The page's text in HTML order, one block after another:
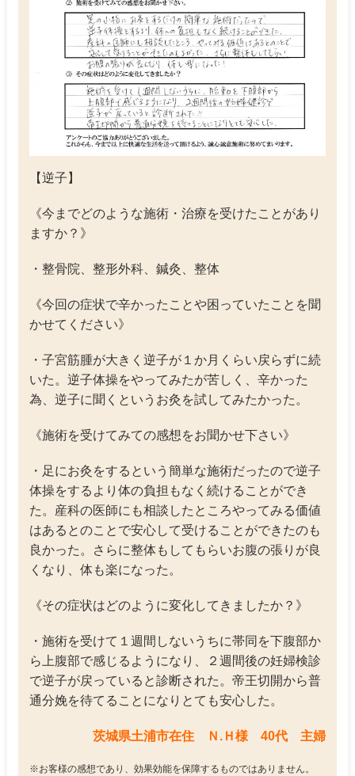
【逆子】
《今までどのような施術・治療を受けたことがあり
ますか？》
・整骨院、整形外科、鍼灸、整体
《今回の症状で辛かったことや困っていたことを聞
かせてください》
・子宮筋腫が大きく逆子が１か月くらい戻らずに続
いた。逆子体操をやってみたが苦しく、辛かった
為、逆子に聞くというお灸を試してみたかった。
《施術を受けてみての感想をお聞かせ下さい》
・足にお灸をするという簡単な施術だったので逆子
体操をするより体の負担もなく続けることができ
た。産科の医師にも相談したところやってみる価値
はあるとのことで安心して受けることができたのも
良かった。さらに整体もしてもらいお腹の張りが良
くなり、体も楽になった。
《その症状はどのように変化してきましたか？》
・施術を受けて１週間しないうちに帯同を下腹部か
ら上腹部で感じるようになり、２週間後の妊婦検診
で逆子が戻っていると診断された。帝王切開から普
通分娩を待てることになりとても安心した。
茨城県土浦市在住 Ｎ.Ｈ様 40代 主婦
※お客様の感想であり、効果効能を保障するものではありません。